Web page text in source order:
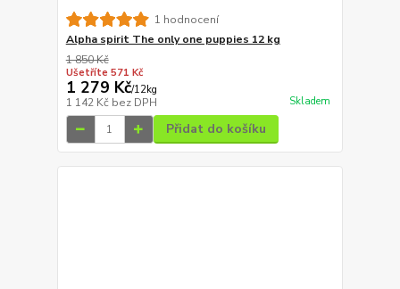
1 hodnocení
Alpha spirit The only one puppies 12 kg
1 850 Kč
Ušetříte 571 Kč
1 279 Kč/12kg
1 142 Kč bez DPH Skladem
Přidat do košíku